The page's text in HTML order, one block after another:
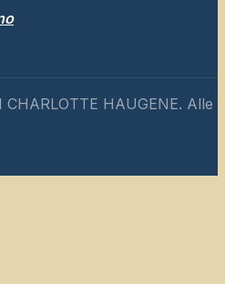
CHARLOTTE HAUGENE. Alle